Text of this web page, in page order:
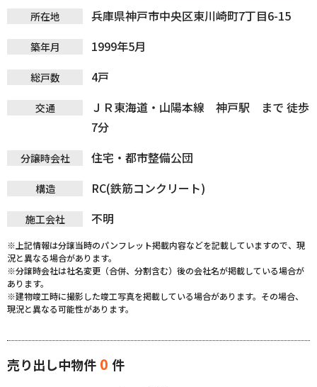
所在地 兵庫県神戸市中央区東川崎町7丁目6-15
築年月 1999年5月
総戸数 4戸
交通
ＪＲ東海道・山陽本線 神戸駅 まで 徒歩
7分
分譲時会社 住宅・都市整備公団
構造 RC(鉄筋コンクリート)
施工会社 不明
※上記情報は分譲当時のパンフレット掲載内容などを記載していますので、現
況と異なる場合があります。
※分譲時会社は社名変更（合併、分割含む）後の会社名が掲載している場合が
あります。
※建物竣工時に撮影した竣工写真を掲載している場合があります。その場合、
現況と異なる可能性があります。
売り出し中物件 0 件